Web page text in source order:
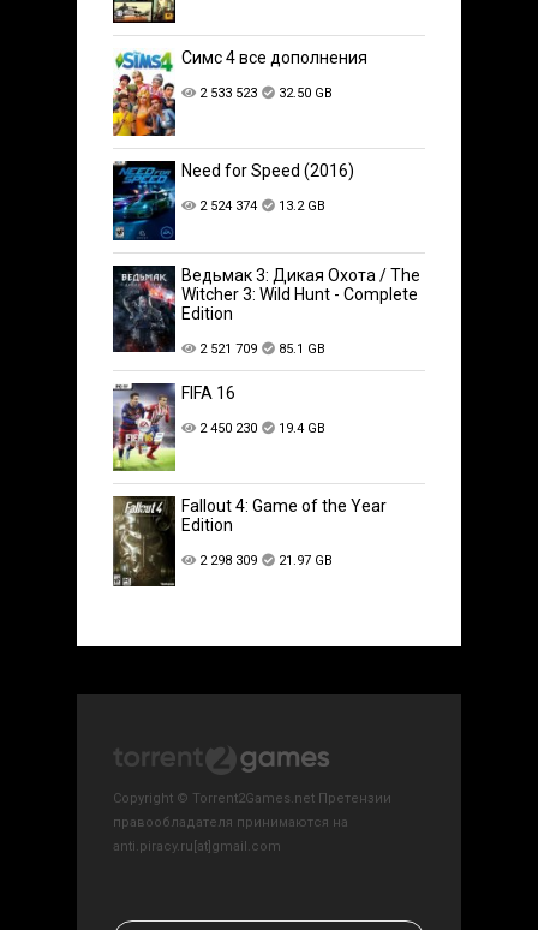
Симс 4 все дополнения
2 533 523 32.50 GB
Need for Speed (2016)
2 524 374 13.2 GB
Ведьмак 3: Дикая Охота / The
Witcher 3: Wild Hunt - Complete
Edition
2 521 709 85.1 GB
FIFA 16
2 450 230 19.4 GB
Fallout 4: Game of the Year
Edition
2 298 309 21.97 GB
Copyright © Torrent2Games.net Претензии
правообладателя принимаются на
anti.piracy.ru[at]gmail.com